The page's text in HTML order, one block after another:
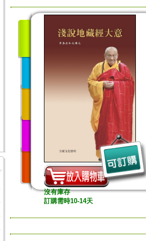
沒有庫存
訂購需時10-14天